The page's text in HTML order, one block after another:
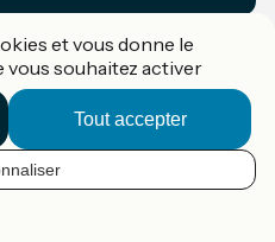
et vous donne le
souhaitez activer
Tout accepter